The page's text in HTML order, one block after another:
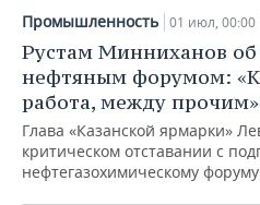
Промышленность 01 июл, 00:00
Рустам Минниханов об
нефтяным форумом:
работа, между прочим»
Глава «Казанской ярмарки»
критическом отставании с
нефтегазохимическому форуму